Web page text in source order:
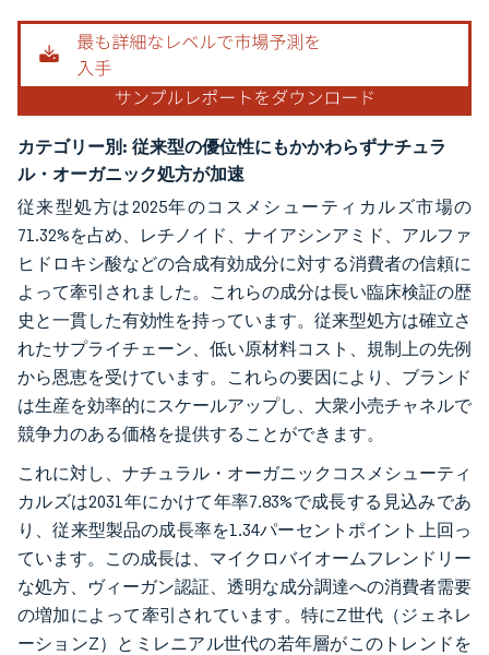
カテゴリー別: 従来型の優位性にもかかわらずナチュラ
ル・オーガニック処方が加速
従来型処方は2025年のコスメシューティカルズ市場の
71.32%を占め、レチノイド、ナイアシンアミド、アルファ
ヒドロキシ酸などの合成有効成分に対する消費者の信頼に
よって牽引されました。これらの成分は長い臨床検証の歴
史と一貫した有効性を持っています。従来型処方は確立さ
れたサプライチェーン、低い原材料コスト、規制上の先例
から恩恵を受けています。これらの要因により、ブランド
は生産を効率的にスケールアップし、大衆小売チャネルで
競争力のある価格を提供することができます。
これに対し、ナチュラル・オーガニックコスメシューティ
カルズは2031年にかけて年率7.83%で成長する見込みであ
り、従来型製品の成長率を1.34パーセントポイント上回っ
ています。この成長は、マイクロバイオームフレンドリー
な処方、ヴィーガン認証、透明な成分調達への消費者需要
の増加によって牽引されています。特にZ世代（ジェネレ
ーションZ）とミレニアル世代の若年層がこのトレンドを